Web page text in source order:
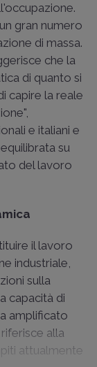
gran numero
di massa.
che la
di quanto si
capire la reale
e italiani e
su
del lavoro
il lavoro
industriale,
sulla
capacità di
amplificato
alla
attualmente